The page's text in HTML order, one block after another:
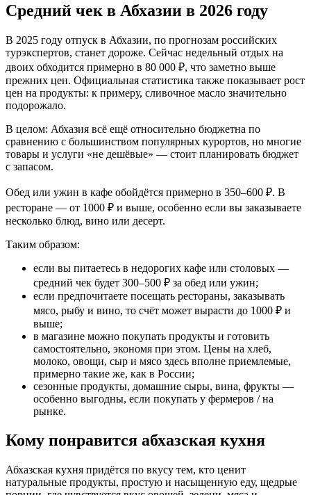
Средний чек в Абхазии в 2026 году
В 2025 году отпуск в Абхазии, по прогнозам российских
турэкспертов, станет дороже. Сейчас недельный отдых на
двоих обходится примерно в 80 000 ₽, что заметно выше
прежних цен. Официальная статистика также показывает рост
цен на продукты: к примеру, сливочное масло значительно
подорожало.
В целом: Абхазия всё ещё относительно бюджетна по
сравнению с большинством популярных курортов, но многие
товары и услуги «не дешёвые» — стоит планировать бюджет
с запасом.
Обед или ужин в кафе обойдётся примерно в 350–600 ₽. В
ресторане — от 1000 ₽ и выше, особенно если вы заказываете
несколько блюд, вино или десерт.
Таким образом:
если вы питаетесь в недорогих кафе или столовых —
средний чек будет 300–500 ₽ за обед или ужин;
если предпочитаете посещать рестораны, заказывать
мясо, рыбу и вино, то счёт может вырасти до 1000 ₽ и
выше;
в магазине можно покупать продукты и готовить
самостоятельно, экономя при этом. Цены на хлеб,
молоко, овощи, сыр и мясо здесь вполне приемлемые,
примерно такие же, как в России;
сезонные продукты, домашние сыры, вина, фрукты —
особенно выгодны, если покупать у фермеров / на
рынке.
Кому понравится абхазская кухня
Абхазская кухня придётся по вкусу тем, кто ценит
натуральные продукты, простую и насыщенную еду, щедрые